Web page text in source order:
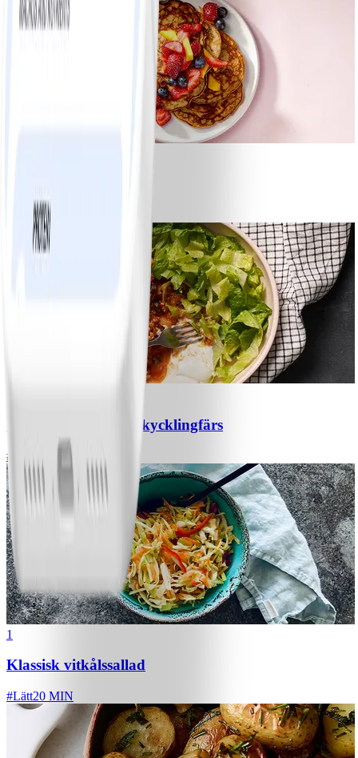
5 MIN
Chili con carne med kycklingfärs
#
1
Klassisk vitkålssallad
#Lätt20 MIN